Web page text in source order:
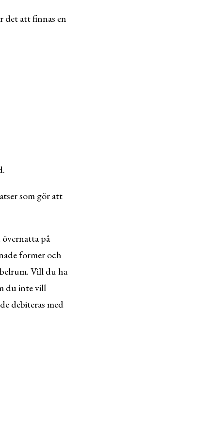
det att finnas en
som gör att
övernatta på
former och
Vill du ha
du inte vill
debiteras med